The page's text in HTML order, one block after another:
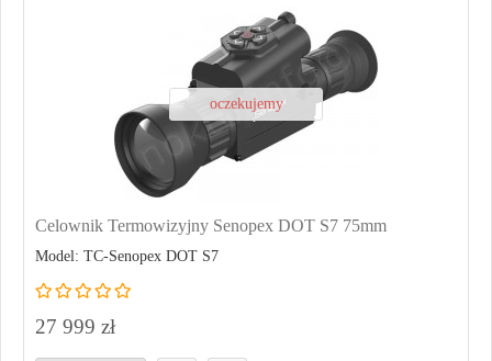
oczekujemy
Celownik Termowizyjny Senopex DOT S7 75mm
Model: TC-Senopex DOT S7
27 999 zł